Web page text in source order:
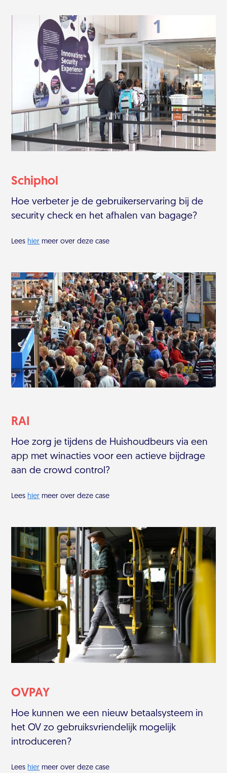
Schiphol
Hoe verbeter je de gebruikerservaring bij de
security check en het afhalen van bagage?
Lees hier meer over deze case
RAI
Hoe zorg je tijdens de Huishoudbeurs via een
app met winacties voor een actieve bijdrage
aan de crowd control?
Lees hier meer over deze case
OVPAY
Hoe kunnen we een nieuw betaalsysteem in
het OV zo gebruiksvriendelijk mogelijk
introduceren?
Lees hier meer over deze case